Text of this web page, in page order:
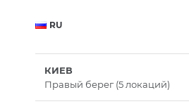
RU
КИЕВ
Правый берег (5 локаций)